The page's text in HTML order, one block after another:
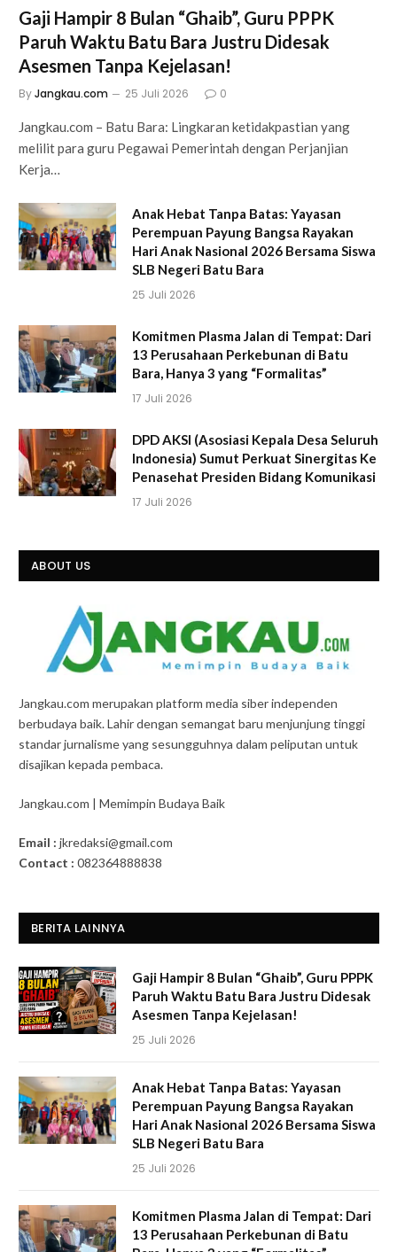
Gaji Hampir 8 Bulan “Ghaib”, Guru PPPK
Paruh Waktu Batu Bara Justru Didesak
Asesmen Tanpa Kejelasan!
ByJangkau.com 25 Juli 2026 0
Jangkau.com – Batu Bara: Lingkaran ketidakpastian yang
melilit para guru Pegawai Pemerintah dengan Perjanjian
Kerja…
Anak Hebat Tanpa Batas: Yayasan
Perempuan Payung Bangsa Rayakan
Hari Anak Nasional 2026 Bersama Siswa
SLB Negeri Batu Bara
25 Juli 2026
Komitmen Plasma Jalan di Tempat: Dari
13 Perusahaan Perkebunan di Batu
Bara, Hanya 3 yang “Formalitas”
17 Juli 2026
DPD AKSI (Asosiasi Kepala Desa Seluruh
Indonesia) Sumut Perkuat Sinergitas Ke
Penasehat Presiden Bidang Komunikasi
17 Juli 2026
ABOUT US
Jangkau.com merupakan platform media siber independen
berbudaya baik. Lahir dengan semangat baru menjunjung tinggi
standar jurnalisme yang sesungguhnya dalam peliputan untuk
disajikan kepada pembaca.
Jangkau.com | Memimpin Budaya Baik
Email : jkredaksi@gmail.com
Contact : 082364888838
BERITA LAINNYA
Gaji Hampir 8 Bulan “Ghaib”, Guru PPPK
Paruh Waktu Batu Bara Justru Didesak
Asesmen Tanpa Kejelasan!
25 Juli 2026
Anak Hebat Tanpa Batas: Yayasan
Perempuan Payung Bangsa Rayakan
Hari Anak Nasional 2026 Bersama Siswa
SLB Negeri Batu Bara
25 Juli 2026
Komitmen Plasma Jalan di Tempat: Dari
13 Perusahaan Perkebunan di Batu